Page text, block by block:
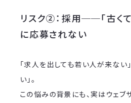
リスク②：採用──「古く
に応募されない
「求人を出しても若い人が来ない
い」。
この悩みの背景にも、実はウェブ